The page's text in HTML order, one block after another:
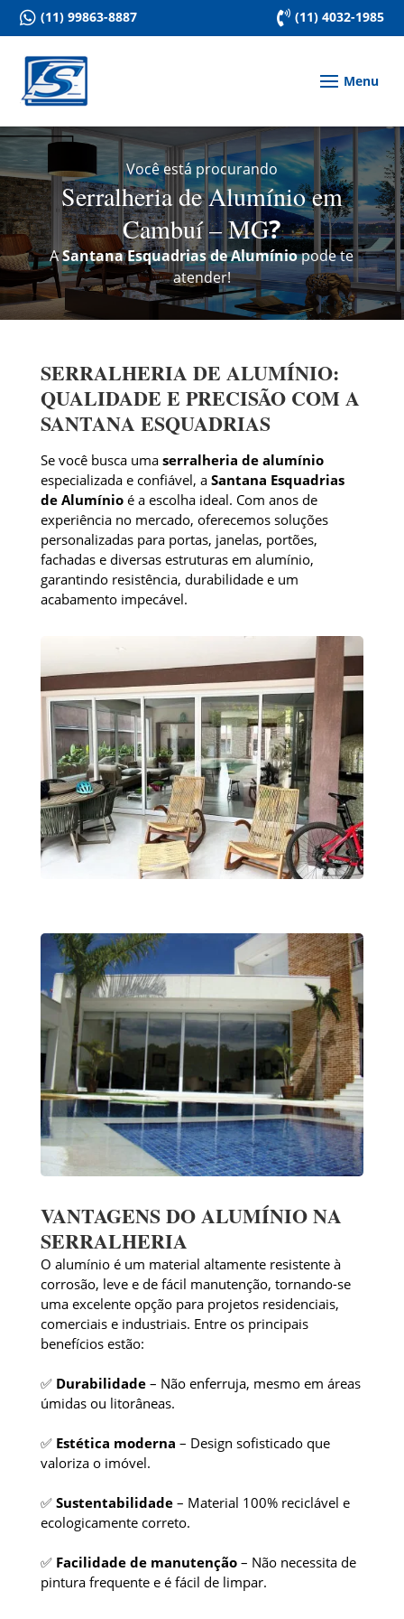
 (11) 99863-8887  (11) 4032-1985
Você está procurando
Serralheria de Alumínio em
Cambuí – MG?
ASantana Esquadrias de Alumíniopode te
atender!
SERRALHERIA DE ALUMÍNIO:
QUALIDADE E PRECISÃO COM A
SANTANA ESQUADRIAS
Se você busca uma serralheria de alumínio
especializada e confiável, a Santana Esquadrias
de Alumínioé a escolha ideal. Com anos de
experiência no mercado, oferecemos soluções
personalizadas para portas, janelas, portões,
fachadas e diversas estruturas em alumínio,
garantindo resistência, durabilidade e um
acabamento impecável.
VANTAGENS DO ALUMÍNIO NA
SERRALHERIA
O alumínio é um material altamente resistente à
corrosão, leve e de fácil manutenção, tornando-se
uma excelente opção para projetos residenciais,
comerciais e industriais. Entre os principais
benefícios estão:
✅ Durabilidade– Não enferruja, mesmo em áreas
úmidas ou litorâneas.
✅ Estética moderna – Design sofisticado que
valoriza o imóvel.
✅ Sustentabilidade– Material 100% reciclável e
ecologicamente correto.
✅ Facilidade de manutenção– Não necessita de
pintura frequente e é fácil de limpar.